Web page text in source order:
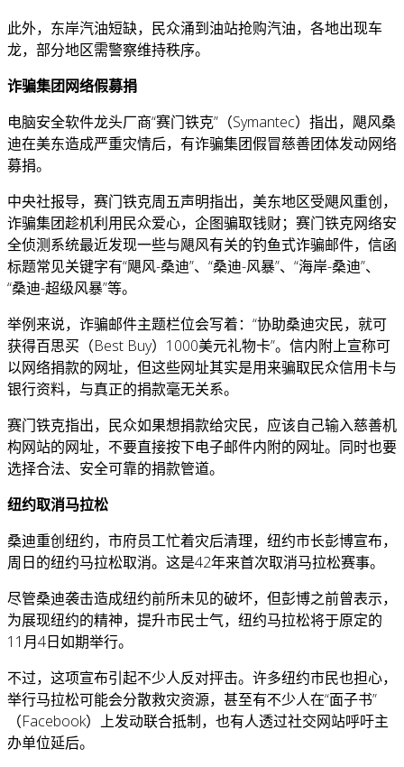
此外，东岸汽油短缺，民众涌到油站抢购汽油，各地出现车
龙，部分地区需警察维持秩序。
诈骗集团网络假募捐
电脑安全软件龙头厂商“赛门铁克”（Symantec）指出，飓风桑
迪在美东造成严重灾情后，有诈骗集团假冒慈善团体发动网络
募捐。
中央社报导，赛门铁克周五声明指出，美东地区受飓风重创，
诈骗集团趁机利用民众爱心，企图骗取钱财；赛门铁克网络安
全侦测系统最近发现一些与飓风有关的钓鱼式诈骗邮件，信函
标题常见关键字有“飓风-桑迪”、“桑迪-风暴”、“海岸-桑迪”、
“桑迪-超级风暴”等。
举例来说，诈骗邮件主题栏位会写着：“协助桑迪灾民，就可
获得百思买（Best Buy）1000美元礼物卡”。信内附上宣称可
以网络捐款的网址，但这些网址其实是用来骗取民众信用卡与
银行资料，与真正的捐款毫无关系。
赛门铁克指出，民众如果想捐款给灾民，应该自己输入慈善机
构网站的网址，不要直接按下电子邮件内附的网址。同时也要
选择合法、安全可靠的捐款管道。
纽约取消马拉松
桑迪重创纽约，市府员工忙着灾后清理，纽约市长彭博宣布，
周日的纽约马拉松取消。这是42年来首次取消马拉松赛事。
尽管桑迪袭击造成纽约前所未见的破坏，但彭博之前曾表示，
为展现纽约的精神，提升市民士气，纽约马拉松将于原定的
11月4日如期举行。
不过，这项宣布引起不少人反对抨击。许多纽约市民也担心，
举行马拉松可能会分散救灾资源，甚至有不少人在“面子书”
（Facebook）上发动联合抵制，也有人透过社交网站呼吁主
办单位延后。